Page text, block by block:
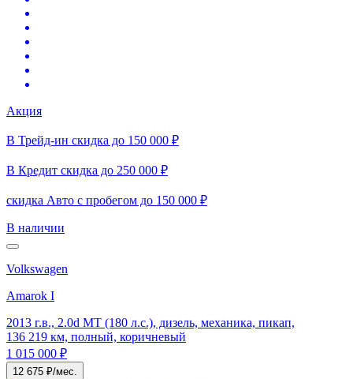
Акция
В Трейд-ин скидка до 150 000 ₽
В Кредит скидка до 250 000 ₽
скидка Авто с пробегом до 150 000 ₽
В наличии
Volkswagen
Amarok I
2013 г.в., 2.0d MT (180 л.с.), дизель, механика, пикап,
136 219 км, полный, коричневый
1 015 000 ₽
12 675 ₽/мес.